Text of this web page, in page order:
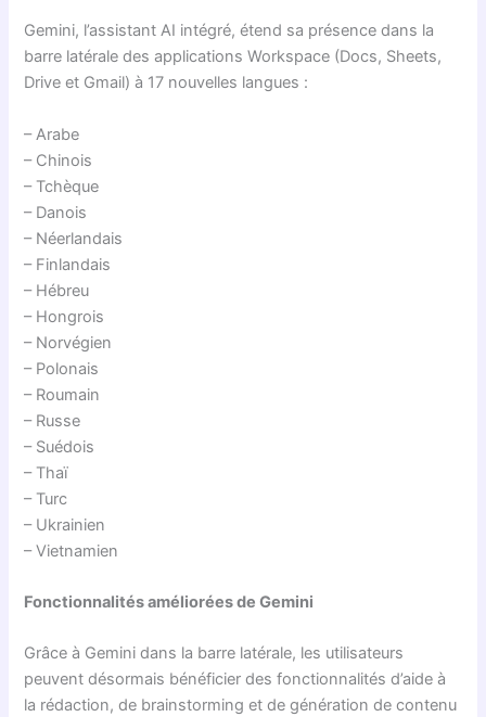
Gemini, l’assistant AI intégré, étend sa présence dans la
barre latérale des applications Workspace (Docs, Sheets,
Drive et Gmail) à 17 nouvelles langues :
– Arabe
– Chinois
– Tchèque
– Danois
– Néerlandais
– Finlandais
– Hébreu
– Hongrois
– Norvégien
– Polonais
– Roumain
– Russe
– Suédois
– Thaï
– Turc
– Ukrainien
– Vietnamien
Fonctionnalités améliorées de Gemini
Grâce à Gemini dans la barre latérale, les utilisateurs
peuvent désormais bénéficier des fonctionnalités d’aide à
la rédaction, de brainstorming et de génération de contenu